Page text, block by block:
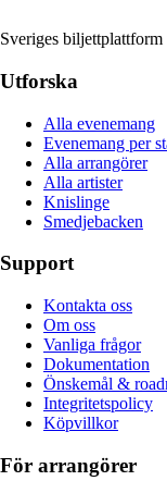
Sveriges
Utforska
Alla evenemang
Evenemang per
Alla arrangörer
Alla artister
Knislinge
Smedjebacken
Support
Kontakta oss
Om oss
Vanliga frågor
Dokumentation
Önskemål &
Integritetspolicy
Köpvillkor
För arrangörer